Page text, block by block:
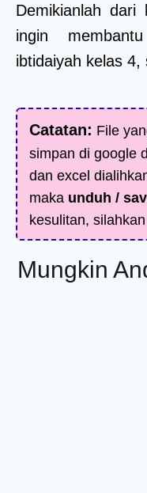
Demikianlah dari
ingin
ibtidaiyah kelas
Catatan: File
simpan di google
dan excel
maka unduh /
kesulitan,
Mungkin